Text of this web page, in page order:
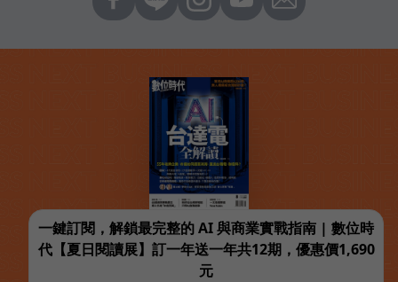
一鍵訂閱，解鎖最完整的 AI 與商業實戰指南 | 數位時
代【夏日閱讀展】訂一年送一年共12期，優惠價1,690
元